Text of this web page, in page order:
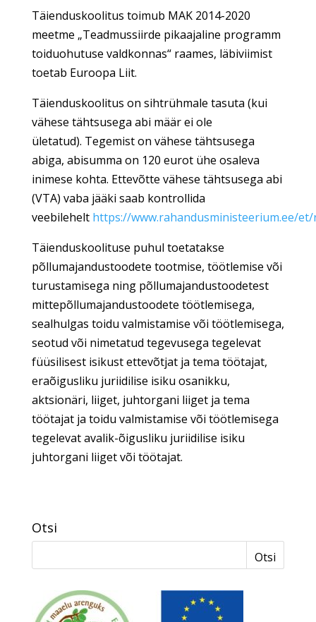
Täienduskoolitus toimub MAK 2014-2020
meetme „Teadmussiirde pikaajaline programm
toiduohutuse valdkonnas“ raames, läbiviimist
toetab Euroopa Liit.
Täienduskoolitus on sihtrühmale tasuta (kui
vähese tähtsusega abi määr ei ole
ületatud). Tegemist on vähese tähtsusega
abiga, abisumma on 120 eurot ühe osaleva
inimese kohta. Ettevõtte vähese tähtsusega abi
(VTA) vaba jääki saab kontrollida
veebilehelt https://www.rahandusministeerium.ee/
Täienduskoolituse puhul toetatakse
põllumajandustoodete tootmise, töötlemise või
turustamisega ning põllumajandustoodetest
mittepõllumajandustoodete töötlemisega,
sealhulgas toidu valmistamise või töötlemisega,
seotud või nimetatud tegevusega tegelevat
füüsilisest isikust ettevõtjat ja tema töötajat,
eraõigusliku juriidilise isiku osanikku,
aktsionäri, liiget, juhtorgani liiget ja tema
töötajat ja toidu valmistamise või töötlemisega
tegelevat avalik-õigusliku juriidilise isiku
juhtorgani liiget või töötajat.
Otsi